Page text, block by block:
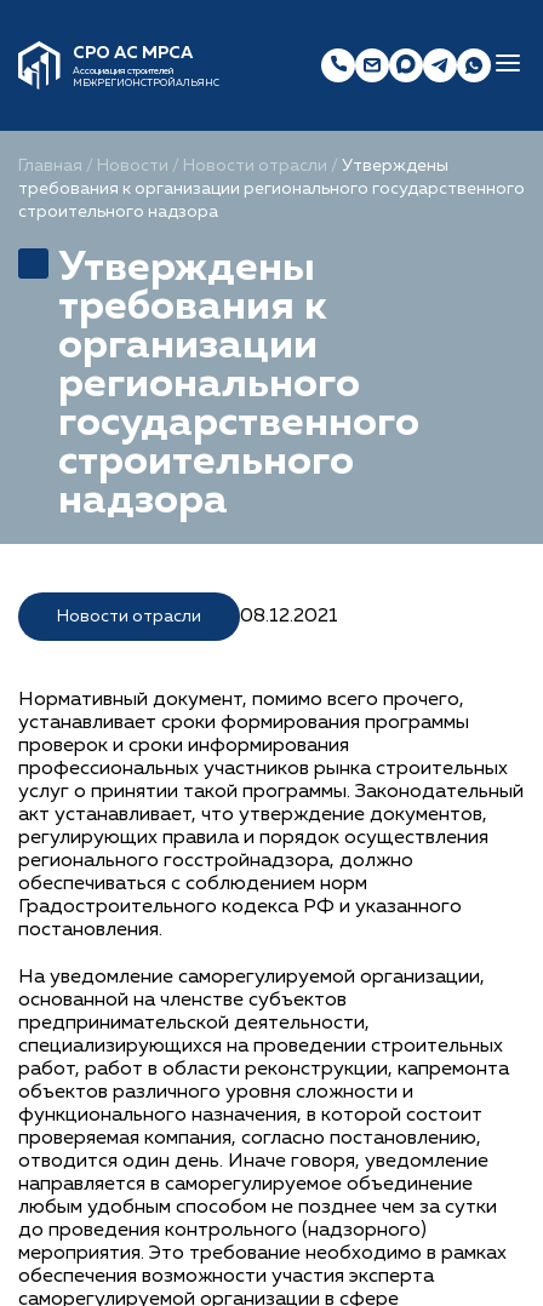
СРО АС МРСА
Ассоциация строителей
МЕЖРЕГИОНСТРОЙАЛЬЯНС
Главная / Новости / Новости отрасли / Утверждены
требования к организации регионального государственного
строительного надзора
Утверждены
требования к
организации
регионального
государственного
строительного
надзора
Новости отрасли 08.12.2021
Нормативный документ, помимо всего прочего,
устанавливает сроки формирования программы
проверок и сроки информирования
профессиональных участников рынка строительных
услуг о принятии такой программы. Законодательный
акт устанавливает, что утверждение документов,
регулирующих правила и порядок осуществления
регионального госстройнадзора, должно
обеспечиваться с соблюдением норм
Градостроительного кодекса РФ и указанного
постановления.
На уведомление саморегулируемой организации,
основанной на членстве субъектов
предпринимательской деятельности,
специализирующихся на проведении строительных
работ, работ в области реконструкции, капремонта
объектов различного уровня сложности и
функционального назначения, в которой состоит
проверяемая компания, согласно постановлению,
отводится один день. Иначе говоря, уведомление
направляется в саморегулируемое объединение
любым удобным способом не позднее чем за сутки
до проведения контрольного (надзорного)
мероприятия. Это требование необходимо в рамках
обеспечения возможности участия эксперта
саморегулируемой организации в сфере